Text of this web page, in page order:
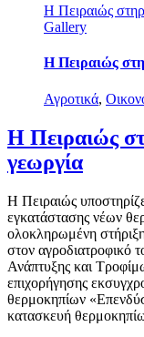
Η Πειραιώς
Gallery
Η Πειραιώς
Αγροτικά,
Η Πειραιώς
γεωργία
Η Πειραιώς
εγκατάστασης νέων
ολοκληρωμένη
στον αγροδιατροφικό
Ανάπτυξης και
επιχορήγησης
θερμοκηπίων
κατασκευή